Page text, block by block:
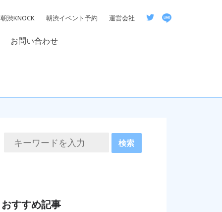
朝渋KNOCK 朝渋イベント予約 運営会社
お問い合わせ
おすすめ記事